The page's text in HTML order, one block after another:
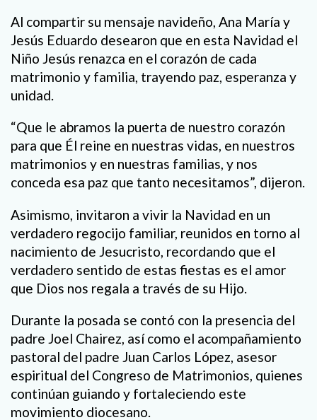
Al compartir su mensaje navideño, Ana María y
Jesús Eduardo desearon que en esta Navidad el
Niño Jesús renazca en el corazón de cada
matrimonio y familia, trayendo paz, esperanza y
unidad.
“Que le abramos la puerta de nuestro corazón
para que Él reine en nuestras vidas, en nuestros
matrimonios y en nuestras familias, y nos
conceda esa paz que tanto necesitamos”, dijeron.
Asimismo, invitaron a vivir la Navidad en un
verdadero regocijo familiar, reunidos en torno al
nacimiento de Jesucristo, recordando que el
verdadero sentido de estas fiestas es el amor
que Dios nos regala a través de su Hijo.
Durante la posada se contó con la presencia del
padre Joel Chairez, así como el acompañamiento
pastoral del padre Juan Carlos López, asesor
espiritual del Congreso de Matrimonios, quienes
continúan guiando y fortaleciendo este
movimiento diocesano.